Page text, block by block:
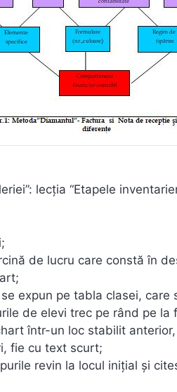
lecţia “Etapele
de lucru care constă în
expun pe tabla clasei,
de elevi trec pe rând pe
într-un loc stabilit
fie cu text scurt;
revin la locul iniţial şi